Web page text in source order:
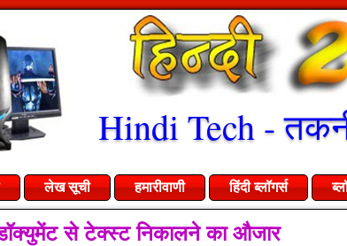
Hindi Tech -
लेख सूची हमारीवाणी हिंदी ब्लॉगर्स
से टेक्स्ट निकालने का औजार